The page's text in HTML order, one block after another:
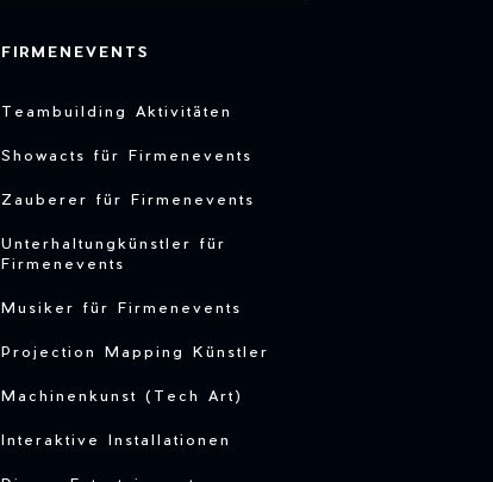
FIRMENEVENTS
Teambuilding Aktivitäten
Showacts für Firmenevents
Zauberer für Firmenevents
Unterhaltungkünstler für
Firmenevents
Musiker für Firmenevents
Projection Mapping Künstler
Machinenkunst (Tech Art)
Interaktive Installationen